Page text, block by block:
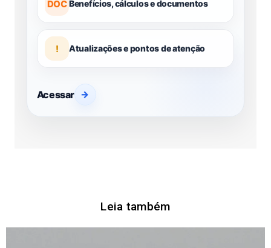
DOC Benefícios, cálculos e documentos
! Atualizações e pontos de atenção
Acessar →
Leia também